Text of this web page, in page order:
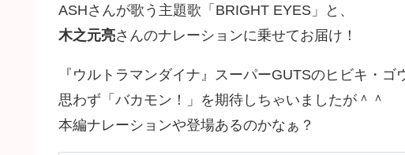
ASHさんが歌う主題歌「BRIGHT EYES」と、
木之元亮さんのナレーションに乗せてお届け！
『ウルトラマンダイナ』スーパーGUTSのヒビキ・ゴ
思わず「バカモン！」を期待しちゃいましたが＾＾
本編ナレーションや登場あるのかなぁ？